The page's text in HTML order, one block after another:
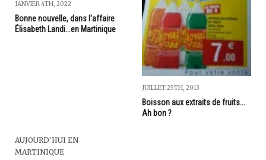
JANVIER 4TH, 2022
Bonne nouvelle, dans l'affaire
Élisabeth Landi...en Martinique
JUILLET 25TH, 2013
Boisson aux extraits de fruits...
Ah bon ?
AUJOURD'HUI EN
MARTINIQUE